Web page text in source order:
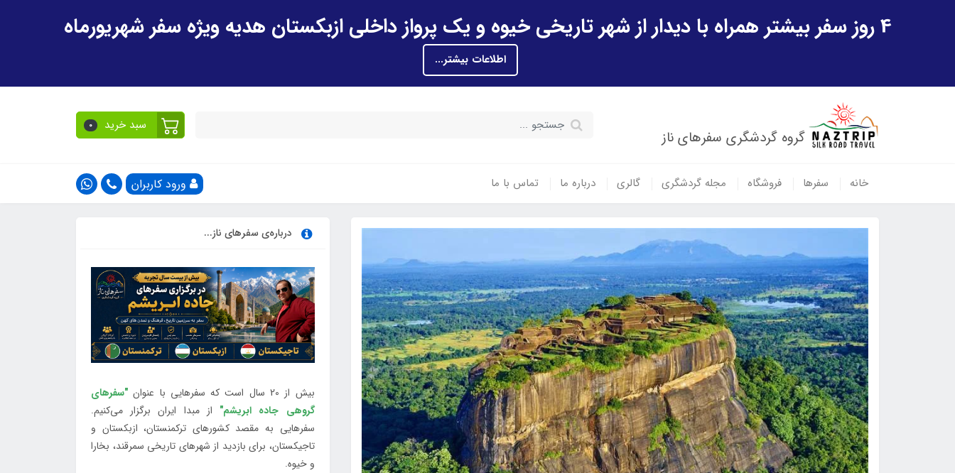
4 روز سفر بیشتر همراه با دیدار از شهر تاریخی خیوه و یک پرواز داخلی ازبکستان هدیه ویژه سفر شهریورماه
اطلاعات بیشتر...
گروه گردشگری سفرهای ناز
سبد خرید 0
خانه سفرها فروشگاه مجله گردشگری گالری درباره ما تماس با ما ورود کاربران
درباره‌ی سفرهای ناز...
بیش از 20 سال است که سفرهایی با عنوان
"سفرهای
گروهی جاده ابریشم" از مبدا ایران برگزار می‌کنیم.
سفرهایی به مقصد کشورهای ترکمنستان، ازبکستان و
تاجیکستان، برای بازدید از شهرهای تاریخی سمرقند، بخارا
و خیوه.